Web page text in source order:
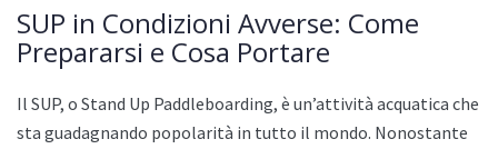
SUP in Condizioni Avverse: Come
Prepararsi e Cosa Portare
Il SUP, o Stand Up Paddleboarding, è un’attività acquatica che
sta guadagnando popolarità in tutto il mondo. Nonostante